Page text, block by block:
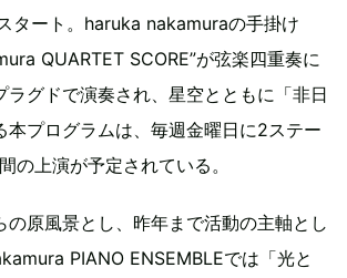
タート。haruka nakamuraの手掛け
QUARTET SCORE”が弦楽四重奏に
ラグドで演奏され、星空とともに「非日
本プログラムは、毎週金曜日に2ステー
の上演が予定されている。
の原風景とし、昨年まで活動の主軸とし
PIANO ENSEMBLEでは「光と